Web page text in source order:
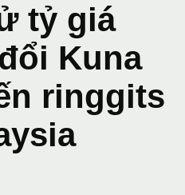
tỷ giá
Kuna
ringgits